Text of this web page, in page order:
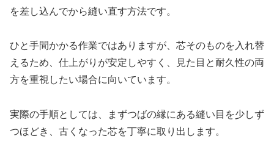
を差し込んでから縫い直す方法です。
ひと手間かかる作業ではありますが、芯そのものを入れ替
えるため、仕上がりが安定しやすく、見た目と耐久性の両
方を重視したい場合に向いています。
実際の手順としては、まずつばの縁にある縫い目を少しず
つほどき、古くなった芯を丁寧に取り出します。